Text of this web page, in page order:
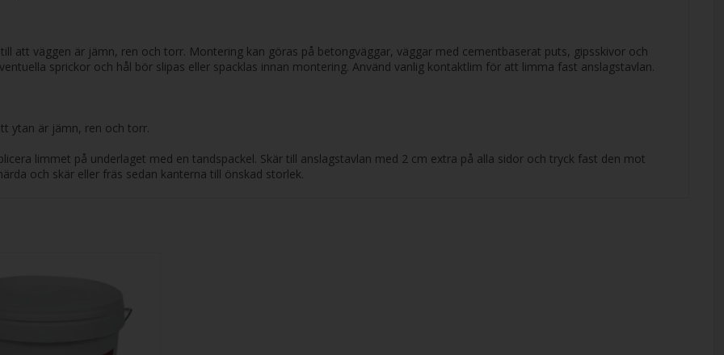
att väggen är jämn, ren och torr. Montering kan göras på betongväggar, väggar med cementbaserat puts, gipsskivor och
sprickor och hål bör slipas eller spacklas innan montering. Använd vanlig kontaktlim för att limma fast anslagstavlan.
ytan är jämn, ren och torr.
limmet på underlaget med en tandspackel. Skär till anslagstavlan med 2 cm extra på alla sidor och tryck fast den mot
och skär eller fräs sedan kanterna till önskad storlek.